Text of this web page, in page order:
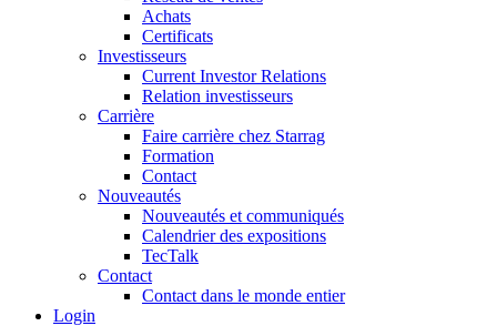
Achats
Certificats
Investisseurs
Current Investor Relations
Relation investisseurs
Carrière
Faire carrière chez Starrag
Formation
Contact
Nouveautés
Nouveautés et communiqués
Calendrier des expositions
TecTalk
Contact
Contact dans le monde entier
Login